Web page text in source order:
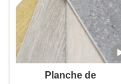
Planche de